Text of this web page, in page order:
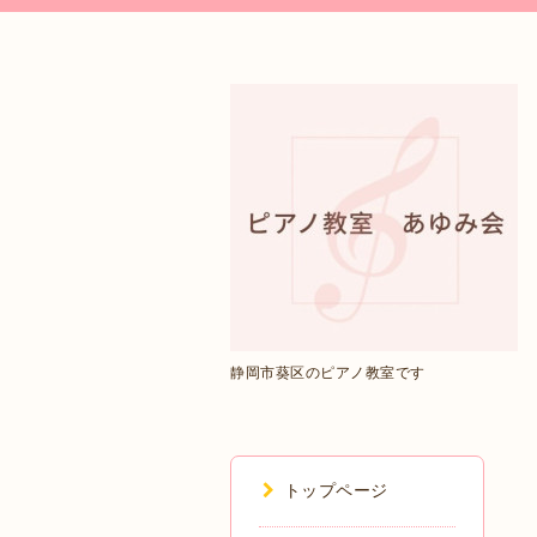
静岡市葵区のピアノ教室です
トップページ